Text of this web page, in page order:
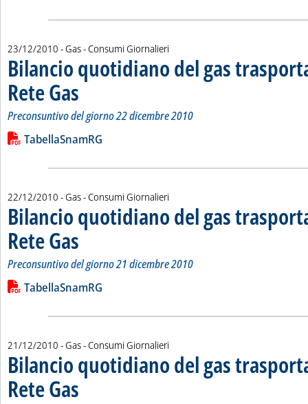
23/12/2010 - Gas - Consumi Giornalieri
Bilancio quotidiano del gas
Rete Gas . Sottotitolo: Preconsuntivo del giorno 22 dicembre 2010
. Pubblicata giovedì 23 dicembre 2010 alle 15.38.
Preconsuntivo del giorno 22 dicembre 2010
Leggi tutta la notizia: 'Bilancio quotidiano del gas
Lista allegati PDF alla notizia
TabellaSnamRG
22/12/2010 - Gas - Consumi Giornalieri
Bilancio quotidiano del gas
Rete Gas . Sottotitolo: Preconsuntivo del giorno 21 dicembre 2010
. Pubblicata mercoledì 22 dicembre 2010 alle 15.17.
Preconsuntivo del giorno 21 dicembre 2010
Leggi tutta la notizia: 'Bilancio quotidiano del gas
Lista allegati PDF alla notizia
TabellaSnamRG
21/12/2010 - Gas - Consumi Giornalieri
Bilancio quotidiano del gas
Rete Gas . Sottotitolo: Preconsuntivo del giorno 20 dicembre 2010
. Pubblicata martedì 21 dicembre 2010 alle 15.14.